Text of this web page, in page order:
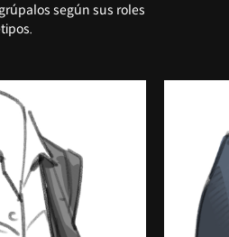
según sus roles